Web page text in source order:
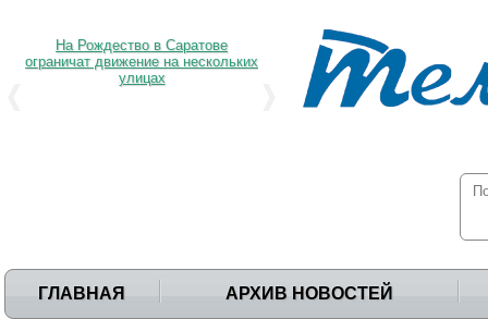
На Рождество в Саратове
ограничат движение на нескольких
улицах
ГЛАВНАЯ АРХИВ НОВОСТЕЙ